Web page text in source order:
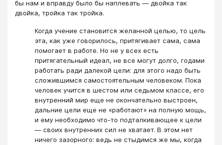
бы нам и вправду было бы наплевать — двойка так
двойка, тройка так тройка.
Когда учение становится желанной целью, то цель
эта, как уже говорилось, притягивает сама, сама
помогает в работе. Но не у всех есть
притягательный идеал, не все могут долго, годами
работать ради далекой цели: для этого надо быть
сложившимся самостоятельным человеком. Пока
человек учится в шестом или седьмом классе, его
внутренний мир еще не окончательно выстроен,
дальние цели еще не «работают» на полную мощь,
и ему необходимо что-то подталкивающее к цели
— своих внутренних сил не хватает. В этом нет
ничего зазорного: ведь не стыдимся же мы, когда